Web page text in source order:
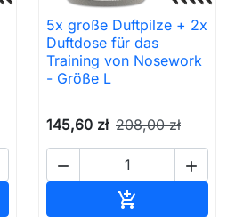
5x große Duftpilze + 2x
Duftdose für das
Training von Nosework
- Größe L
145,60 zł 208,00 zł
 
